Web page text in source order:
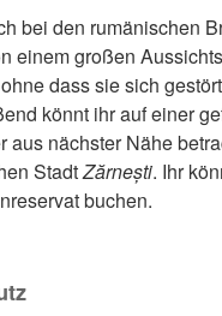
bei den rumänischen
einem großen
dass sie sich
könnt ihr auf einer
aus nächster Nähe
StadtZărnești. Ihr
buchen.